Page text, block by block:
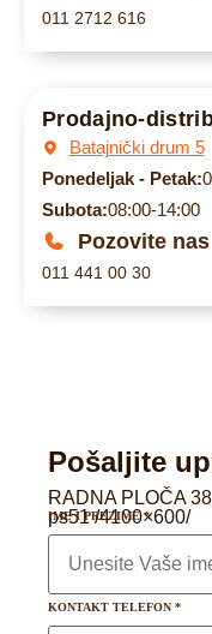
011 2712 616
Prodajno-
Batajnički drum 5
Ponedeljak - Petak:
Subota:08:00-14:00
Pozovite nas
011 441 00 30
Pošaljite
RADNA PLOČA
ps51 /4100×600/
IME I PREZIME*
KONTAKT TELEFON *